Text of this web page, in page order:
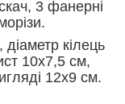
3 фанерні
кілець
10х7,5 см,
12х9 см.